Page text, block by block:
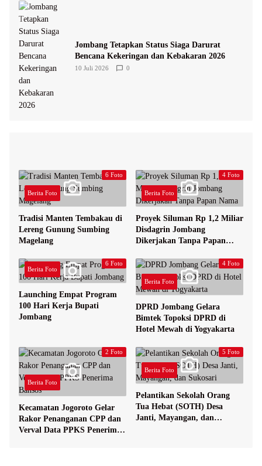
Jombang Tetapkan Status Siaga Darurat
Bencana Kekeringan dan Kebakaran 2026
10 Juli 2026 0
6 Foto
Berita Foto
Tradisi Manten Tembakau di
Lereng Gunung Sumbing
Magelang
4 Foto
Berita Foto
Proyek Siluman Rp 1,2 Miliar
Disdagrin Jombang
Dikerjakan Tanpa Papan
6 Foto
Berita Foto
Launching Empat Program
100 Hari Kerja Bupati
Jombang
4 Foto
Berita Foto
DPRD Jombang Gelara
Bimtek Topoksi DPRD di
Hotel Mewah di Yogyakarta
2 Foto
Berita Foto
Kecamatan Jogoroto Gelar
Rakor Penanganan CPP dan
Verval Data PPKS Penerima
5 Foto
Berita Foto
Pelantikan Sekolah Orang
Tua Hebat (SOTH) Desa
Janti, Mayangan, dan